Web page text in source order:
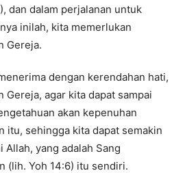
dan dalam perjalanan untuk
inilah, kita memerlukan
Gereja.
dengan kerendahan hati,
Gereja, agar kita dapat sampai
akan kepenuhan
itu, sehingga kita dapat semakin
Allah, yang adalah Sang
(lih. Yoh 14:6) itu sendiri.